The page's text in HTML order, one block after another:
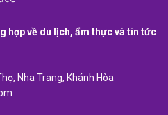
hợp về du lịch, ẩm thực và tin tức
Nha Trang, Khánh Hòa